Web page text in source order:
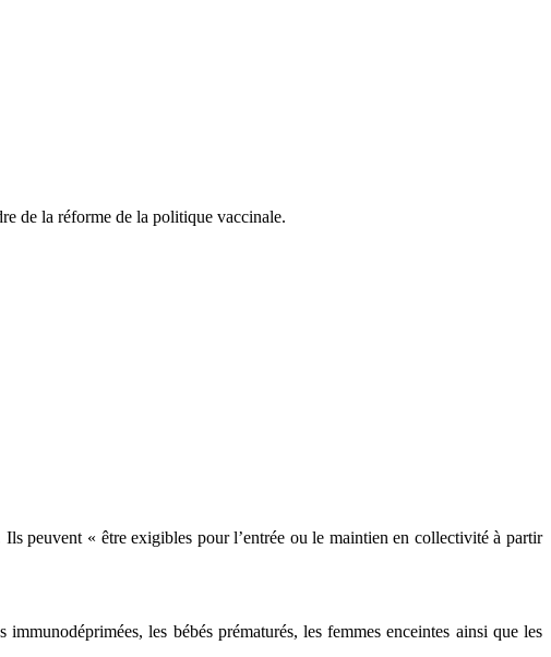
de la réforme de la politique vaccinale.
peuvent « être exigibles pour l’entrée ou le maintien en collectivité à partir
les bébés prématurés, les femmes enceintes ainsi que les